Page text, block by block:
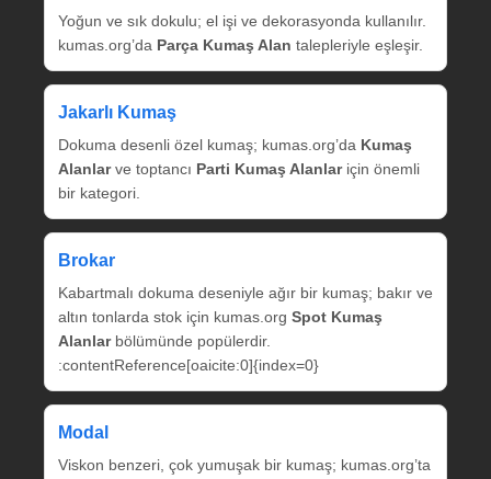
Yoğun ve sık dokulu; el işi ve dekorasyonda kullanılır.
kumas.org’da Parça Kumaş Alan talepleriyle eşleşir.
Jakarlı Kumaş
Dokuma desenli özel kumaş; kumas.org’da Kumaş
Alanlarve toptancı Parti Kumaş Alanlariçin önemli
bir kategori.
Brokar
Kabartmalı dokuma deseniyle ağır bir kumaş; bakır ve
altın tonlarda stok için kumas.org Spot Kumaş
Alanlarbölümünde popülerdir.
:contentReference[oaicite:0]{index=0}
Modal
Viskon benzeri, çok yumuşak bir kumaş; kumas.org’ta